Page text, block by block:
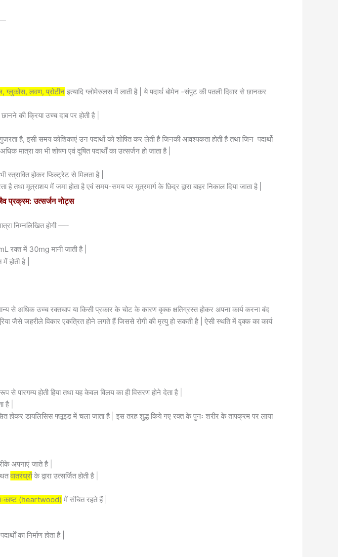
—
ग्लुकोस, लवण, प्रोटीन इत्यादि ग्लोमेरुलस में लाती है | ये पदार्थ बोमेन -संपुट की पतली दिवार से छानकर
की क्रिया उच्च दाब पर होती है |
है, इसी समय कोशिकाएं उन पदार्थो को शोषित कर लेती है जिनकी आवश्यकता होती है तथा जिन पदार्थो
मात्रा का भी शोषण एवं दूषित पदार्थों का उत्सर्जन हो जाता है |
स्त्रावित होकर फिल्ट्रेट से मिलता है |
मूत्राशय में जमा होता है एवं समय-समय पर मूत्रमार्ग के छिद्र द्वारा बाहर निकाल दिया जाता है |
प्रक्रम: उत्सर्जन नोट्स
निम्नलिखित होगी —-
रक्त में 30mg मानी जाती है |
होती है |
से अधिक उच्च रक्तचाप या किसी प्रकार के चोट के कारण वृक्क क्षतिग्रस्त होकर अपना कार्य करना बंद
जहरीले विकार एकत्रित होने लगते हैं जिससे रोगी की मृत्यु हो सकती है | ऐसी स्थति में वृक्क का कार्य
होती हिया तथा यह केवल विलय का ही विसरण होने देता है |
है |
होकर डायलिसिस फ्लूइड में चला जाता है | इस तरह शुद्ध किये गए रक्त के पुनः शरीर के तापक्रम पर लाया
अपनाएं जाते है |
वातरंध्रोंके द्वारा उत्सर्जित होती है |
(heartwood) में संचित रहते हैं |
का निर्माण होता है |